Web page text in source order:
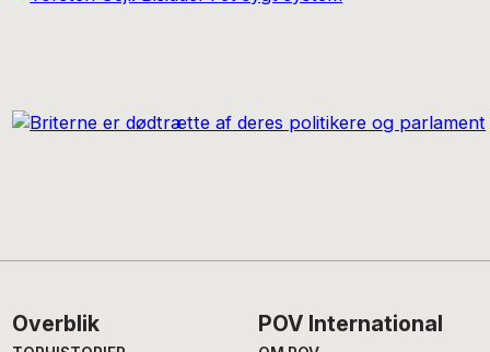
Footer
Overblik POV International